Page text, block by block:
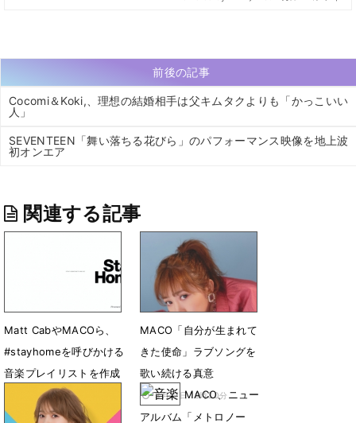
前後の記事
Cocomi＆Koki,、理想の結婚相手は父キムタクよりも「かっこいい
人」
SEVENTEEN「舞い落ちる花びら」のパフォーマンス映像を地上波
初オンエア
関連する記事
Matt CabやMACOら、
#stayhomeを呼びかける
音楽プレイリストを作成
4月10日 21時45分
MACO「自分が生まれて
きた使命」ラブソングを
歌い続ける真意
3月27日 18時30分
MACO、ニュー
アルバム「メトロノー